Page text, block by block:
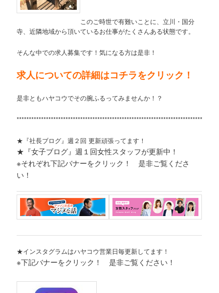
このご時世で有難いことに、立川・国分
寺、近隣地域から頂いているお仕事がたくさんある状態です。
そんな中での求人募集です！気になる方は是非！
求人についての詳細はコチラをクリック！
是非ともハヤコウでその腕ふるってみませんか！？
*****************************************************************************
★『社長ブログ』週２回 更新頑張ってます！
★『女子ブログ』週１回女性スタッフが更新中！
※それぞれ下記バナーをクリック！ 是非ご覧くださ
い！
★インスタグラムはハヤコウ営業日毎更新してます！
※下記バナーをクリック！ 是非ご覧ください！